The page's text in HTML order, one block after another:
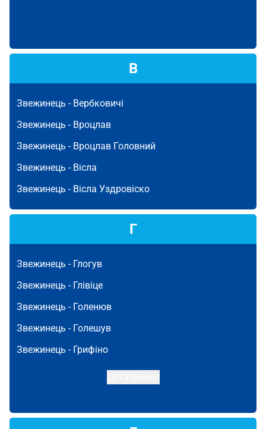
В
Звежинець - Вербковичі
Звежинець - Вроцлав
Звежинець - Вроцлав Головний
Звежинець - Вісла
Звежинець - Вісла Уздровіско
Г
Звежинець - Глогув
Звежинець - Глівіце
Звежинець - Голенюв
Звежинець - Голешув
Звежинець - Грифіно